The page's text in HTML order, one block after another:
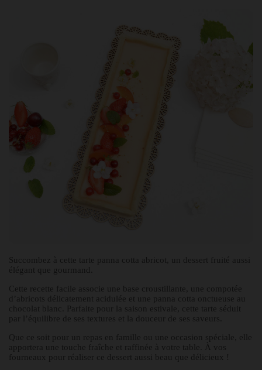
Succombez à cette tarte panna cotta abricot, un dessert fruité aussi
élégant que gourmand.
Cette recette facile associe une base croustillante, une compotée
d’abricots délicatement acidulée et une panna cotta onctueuse au
chocolat blanc. Parfaite pour la saison estivale, cette tarte séduit
par l’équilibre de ses textures et la douceur de ses saveurs.
Que ce soit pour un repas en famille ou une occasion spéciale, elle
apportera une touche fraîche et raffinée à votre table. À vos
fourneaux pour réaliser ce dessert aussi beau que délicieux !